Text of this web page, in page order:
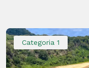
Categoria 1